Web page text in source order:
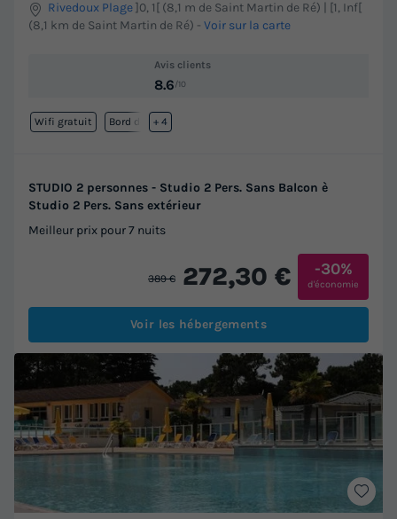
Rivedoux Plage]0, 1[ (8,1 m de Saint Martin de Ré) | [1, Inf[
(8,1 km de Saint Martin de Ré) - Voir sur la carte
Avis clients
8.6/10
Wifi gratuit Bord de mer
+ 4
STUDIO 2 personnes - Studio 2 Pers. Sans Balcon è
Studio 2 Pers. Sans extérieur
Meilleur prix pour 7 nuits
389 € 272,30 € -30%
d'économie
Voir les hébergements